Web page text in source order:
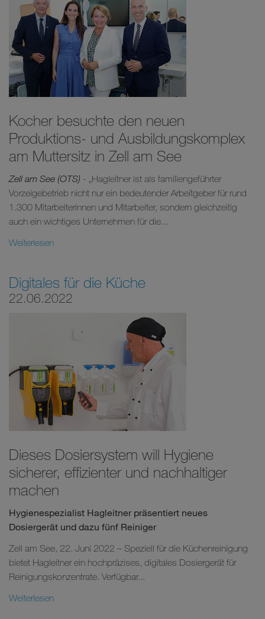
Kocher besuchte den neuen
Produktions- und Ausbildungskomplex
am Muttersitz in Zell am See
Zell am See (OTS) - „Hagleitner ist als familiengeführter
Vorzeigebetrieb nicht nur ein bedeutender Arbeitgeber für rund
1.300 Mitarbeiterinnen und Mitarbeiter, sondern gleichzeitig
auch ein wichtiges Unternehmen für die...
Weiterlesen
Digitales für die Küche
22.06.2022
Dieses Dosiersystem will Hygiene
sicherer, effizienter und nachhaltiger
machen
Hygienespezialist Hagleitner präsentiert neues
Dosiergerät und dazu fünf Reiniger
Zell am See, 22. Juni 2022 – Speziell für die Küchenreinigung
bietet Hagleitner ein hochpräzises, digitales Dosiergerät für
Reinigungskonzentrate. Verfügbar...
Weiterlesen